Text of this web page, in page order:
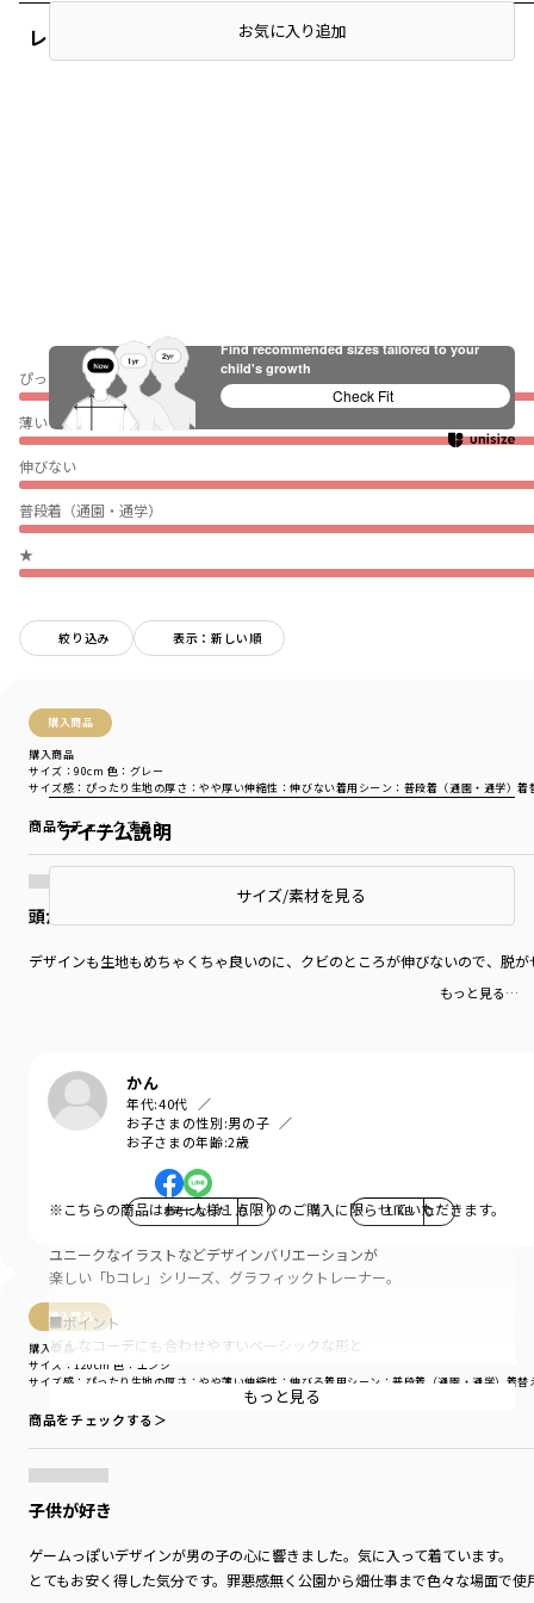
レビュー
ぴったり
薄い
伸びない
普段着（通園・通学）
★
絞り込み 表示：新しい順
購入商品
購入商品
サイズ感 ：ぴったり 生地の厚さ ：やや厚い伸縮性 ：伸びない着用シーン ：普段着（通園・通学）着
サイズ：90cm 色：グレー
商品をチェックする＞
頭が入らない。
デザインも生地もめちゃくちゃ良いのに、クビのところが伸びないので、脱
もっと見る…
かん
年代:40代
お子さまの性別:男の子
お子さまの年齢:2歳
参考になった 0 LIKE! 0
購入商品
購入商品
サイズ感 ：ぴったり 生地の厚さ ：やや薄い伸縮性 ：伸びる着用シーン ：普段着（通園・通学） 着替
サイズ：120cm 色：エンジ
商品をチェックする＞
子供が好き
ゲームっぽいデザインが男の子の心に響きました。気に入って着ています。
とてもお安く得した気分です。罪悪感無く公園から畑仕事まで色々な場面で使
お気に入り追加
アイテム説明
サイズ/素材を見る
※こちらの商品はお一人様１点限りのご購入に限らせていただきます。
ユニークなイラストなどデザインバリエーションが
楽しい「bコレ」シリーズ、グラフィックトレーナー。
■ポイント
どんなコーデにも合わせやすいベーシックな形と
他と差がつくインパクトのあるデザイン。
豊富なカラバリ、グラフィックから
男の子、女の子問わずユニセックスで使えます。
通園や通学、おでかけにも。
たくさんのグラフィックから選べてお手頃価格だから
枚数買いや男女ペア、兄弟ペアにもおすすめです◎
もっと見る
Find recommended sizes tailored to your
child's growth
Check Fit